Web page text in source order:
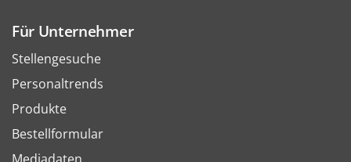
Für Unternehmer
Stellengesuche
Personaltrends
Produkte
Bestellformular